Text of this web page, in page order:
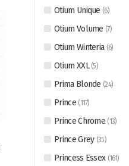
Otium Unique (6)
Otium Volume (7)
Otium Winteria (6)
Otium XXL (5)
Prima Blonde (24)
Prince (117)
Prince Chrome (13)
Prince Grey (35)
Princess Essex (161)